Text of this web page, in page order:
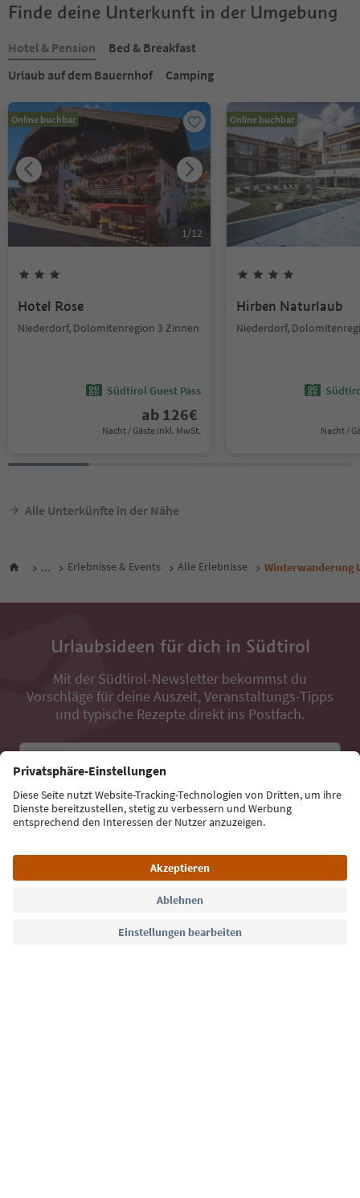
Finde deine Unterkunft in der Umgebung
Hotel & Pension
Bed & Breakfast
Urlaub auf dem Bauernhof
Camping
Online buchbar
1/12
Hotel Rose
Niederdorf, Dolomitenregion 3 Zinnen
Südtirol Guest Pass
ab 126€
Nacht / Gäste Inkl. MwSt.
Online buchbar
Hirben Naturlaub
Niederdorf,
Nacht /
Alle Unterkünfte in der Nähe
... Erlebnisse & Events Alle Erlebnisse Winterwanderung
Urlaubsideen für dich in Südtirol
Mit der Südtirol-Newsletter bekommst du
Vorschläge für deine Auszeit, Veranstaltungs-Tipps
und typische Rezepte direkt ins Postfach.
Jetzt anmelden